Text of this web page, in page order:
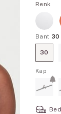
Renk
Bant 30
30
Kap
A